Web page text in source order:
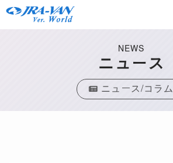
NEWS
ニュース
ニュース/コラム